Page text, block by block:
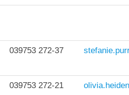
039753 272-37
039753 272-21